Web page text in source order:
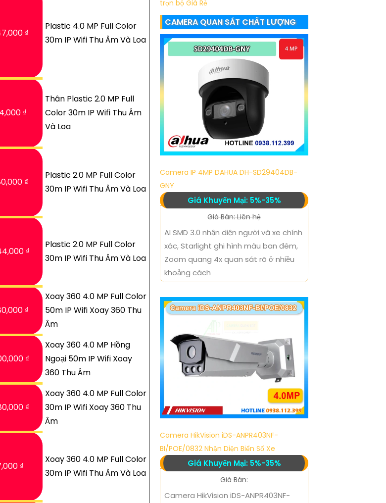
₫
Plastic 4.0 MP Full Color
30m IP Wifi Thu Âm Và Loa
₫
Thân Plastic 2.0 MP Full
Color 30m IP Wifi Thu Âm
Và Loa
₫
Plastic 2.0 MP Full Color
30m IP Wifi Thu Âm Và Loa
₫
Plastic 2.0 MP Full Color
30m IP Wifi Thu Âm Và Loa
₫
Xoay 360 4.0 MP Full Color
50m IP Wifi Xoay 360 Thu
Âm
₫
Xoay 360 4.0 MP Hồng
Ngoại 50m IP Wifi Xoay
360 Thu Âm
₫
Xoay 360 4.0 MP Full Color
30m IP Wifi Xoay 360 Thu
Âm
₫
Xoay 360 4.0 MP Full Color
30m IP Wifi Thu Âm Và Loa
trọn bộ Giá Rẻ
CAMERA QUAN SÁT CHẤT LƯỢNG
Camera IP 4MP DAHUA DH-SD29404DB-
GNY
Giá Khuyến Mại: 5%-35%
Giá Bán: Liên hệ
AI SMD 3.0 nhận diện người và xe chính
xác, Starlight ghi hình màu ban đêm,
Zoom quang 4x quan sát rõ ở nhiều
khoảng cách
Camera HikVision iDS-ANPR403NF-
BI/POE/0832 Nhận Diện Biển Số Xe
Giá Khuyến Mại: 5%-35%
Giá Bán:
Camera HikVision iDS-ANPR403NF-